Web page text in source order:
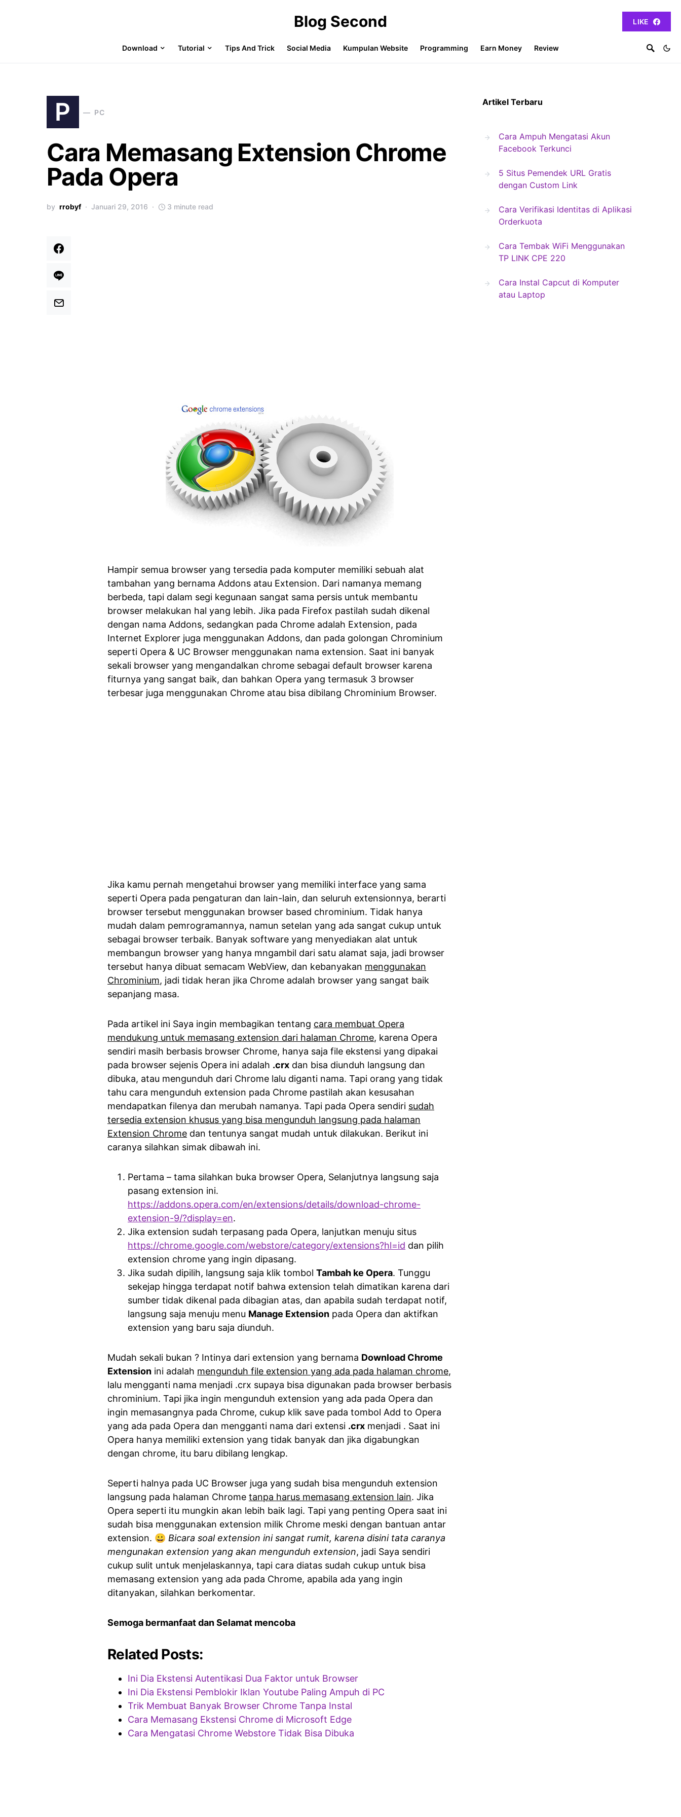
Blog Second LIKE
Download Tutorial Tips And Trick Social Media Kumpulan Website Programming Earn Money Review
P PC
Cara Memasang Extension Chrome
Pada Opera
by rrobyf Januari 29, 2016 3 minute read
Hampir semua browser yang tersedia pada komputer memiliki sebuah alat
tambahan yang bernama Addons atau Extension. Dari namanya memang
berbeda, tapi dalam segi kegunaan sangat sama persis untuk membantu
browser melakukan hal yang lebih. Jika pada Firefox pastilah sudah dikenal
dengan nama Addons, sedangkan pada Chrome adalah Extension, pada
Internet Explorer juga menggunakan Addons, dan pada golongan Chrominium
seperti Opera & UC Browser menggunakan nama extension. Saat ini banyak
sekali browser yang mengandalkan chrome sebagai default browser karena
fiturnya yang sangat baik, dan bahkan Opera yang termasuk 3 browser
terbesar juga menggunakan Chrome atau bisa dibilang Chrominium Browser.
Jika kamu pernah mengetahui browser yang memiliki interface yang sama
seperti Opera pada pengaturan dan lain-lain, dan seluruh extensionnya, berarti
browser tersebut menggunakan browser based chrominium. Tidak hanya
mudah dalam pemrogramannya, namun setelan yang ada sangat cukup untuk
sebagai browser terbaik. Banyak software yang menyediakan alat untuk
membangun browser yang hanya mngambil dari satu alamat saja, jadi browser
tersebut hanya dibuat semacam WebView, dan kebanyakan menggunakan
Chrominium, jadi tidak heran jika Chrome adalah browser yang sangat baik
sepanjang masa.
Pada artikel ini Saya ingin membagikan tentang cara membuat Opera
mendukung untuk memasang extension dari halaman Chrome, karena Opera
sendiri masih berbasis browser Chrome, hanya saja file ekstensi yang dipakai
pada browser sejenis Opera ini adalah .crx dan bisa diunduh langsung dan
dibuka, atau mengunduh dari Chrome lalu diganti nama. Tapi orang yang tidak
tahu cara mengunduh extension pada Chrome pastilah akan kesusahan
mendapatkan filenya dan merubah namanya. Tapi pada Opera sendiri sudah
tersedia extension khusus yang bisa mengunduh langsung pada halaman
Extension Chrome dan tentunya sangat mudah untuk dilakukan. Berikut ini
caranya silahkan simak dibawah ini.
Pertama – tama silahkan buka browser Opera, Selanjutnya langsung saja
pasang extension ini.
https://addons.opera.com/en/extensions/details/download-chrome-
extension-9/?display=en.
Jika extension sudah terpasang pada Opera, lanjutkan menuju situs
https://chrome.google.com/webstore/category/extensions?hl=id dan pilih
extension chrome yang ingin dipasang.
Jika sudah dipilih, langsung saja klik tombol Tambah ke Opera. Tunggu
sekejap hingga terdapat notif bahwa extension telah dimatikan karena dari
sumber tidak dikenal pada dibagian atas, dan apabila sudah terdapat notif,
langsung saja menuju menu Manage Extension pada Opera dan aktifkan
extension yang baru saja diunduh.
Mudah sekali bukan ? Intinya dari extension yang bernama Download Chrome
Extension ini adalah mengunduh file extension yang ada pada halaman chrome,
lalu mengganti nama menjadi .crx supaya bisa digunakan pada browser berbasis
chrominium. Tapi jika ingin mengunduh extension yang ada pada Opera dan
ingin memasangnya pada Chrome, cukup klik save pada tombol Add to Opera
yang ada pada Opera dan mengganti nama dari extensi .crx menjadi . Saat ini
Opera hanya memiliki extension yang tidak banyak dan jika digabungkan
dengan chrome, itu baru dibilang lengkap.
Seperti halnya pada UC Browser juga yang sudah bisa mengunduh extension
langsung pada halaman Chrome tanpa harus memasang extension lain. Jika
Opera seperti itu mungkin akan lebih baik lagi. Tapi yang penting Opera saat ini
sudah bisa menggunakan extension milik Chrome meski dengan bantuan antar
extension. 😀 Bicara soal extension ini sangat rumit, karena disini tata caranya
mengunakan extension yang akan mengunduh extension, jadi Saya sendiri
cukup sulit untuk menjelaskannya, tapi cara diatas sudah cukup untuk bisa
memasang extension yang ada pada Chrome, apabila ada yang ingin
ditanyakan, silahkan berkomentar.
Semoga bermanfaat dan Selamat mencoba
Related Posts:
Ini Dia Ekstensi Autentikasi Dua Faktor untuk Browser
Ini Dia Ekstensi Pemblokir Iklan Youtube Paling Ampuh di PC
Trik Membuat Banyak Browser Chrome Tanpa Instal
Cara Memasang Ekstensi Chrome di Microsoft Edge
Cara Mengatasi Chrome Webstore Tidak Bisa Dibuka
Artikel Terbaru
Cara Ampuh Mengatasi Akun
Facebook Terkunci
5 Situs Pemendek URL Gratis
dengan Custom Link
Cara Verifikasi Identitas di Aplikasi
Orderkuota
Cara Tembak WiFi Menggunakan
TP LINK CPE 220
Cara Instal Capcut di Komputer
atau Laptop